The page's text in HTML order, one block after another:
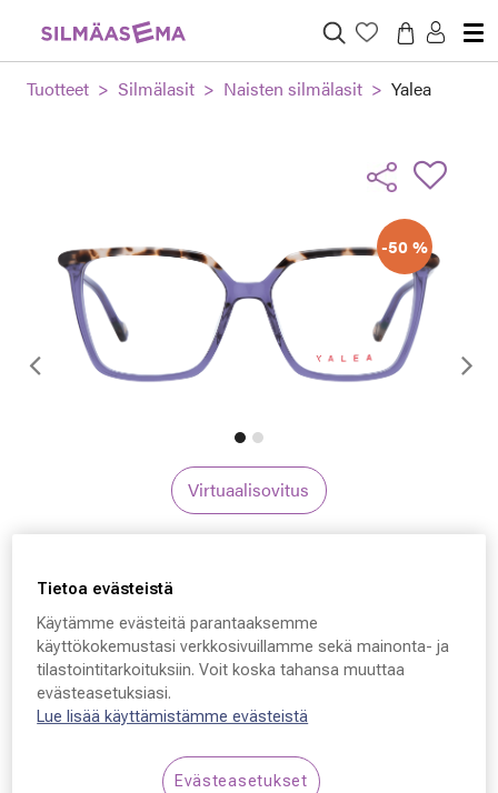
Tuotteet Silmälasit Naisten silmälasit Yalea
-50 %
Edellinen
Virtuaalisovitus
Yalea VYA129V,
COL.06SC 53 - 16 - 140
114,50 €
Hinta alennettu
229,00 €Alennettu hinta
Alin hinta 30 päivän aikana ennen alennusta: 229,00 €
Tietoa evästeistä
Käytämme evästeitä parantaaksemme
käyttökokemustasi verkkosivuillamme sekä mainonta- ja
tilastointitarkoituksiin. Voit koska tahansa muuttaa
evästeasetuksiasi.
Lue lisää käyttämistämme evästeistä
Evästeasetukset